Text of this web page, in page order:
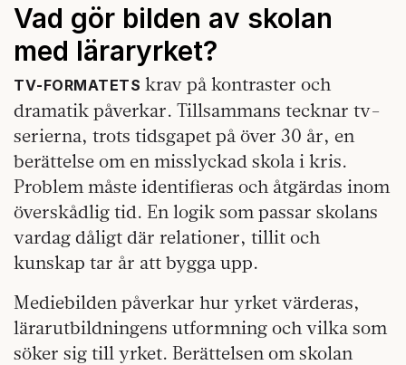
Vad gör bilden av skolan
med läraryrket?
TV‑FORMATETS krav på kontraster och
dramatik påverkar. Tillsammans tecknar tv-
serierna, trots tidsgapet på över 30 år, en
berättelse om en misslyckad skola i kris.
Problem måste identifieras och åtgärdas inom
överskådlig tid. En logik som passar skolans
vardag dåligt där relationer, tillit och
kunskap tar år att bygga upp.
Mediebilden påverkar hur yrket värderas,
lärarutbildningens utformning och vilka som
söker sig till yrket. Berättelsen om skolan